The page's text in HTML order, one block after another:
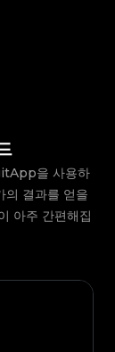
을 사용하
의 결과를 얻을
아주 간편해집